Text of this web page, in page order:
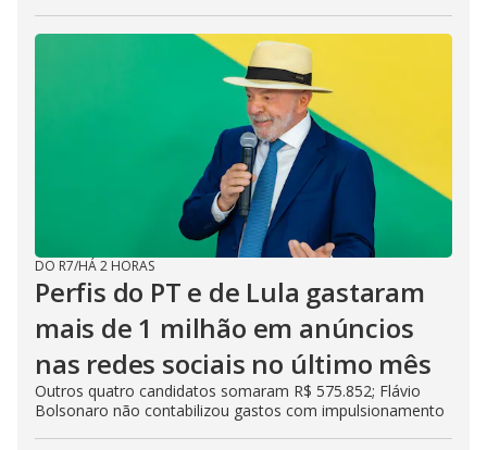
DO R7/HÁ 2 HORAS
Perfis do PT e de Lula gastaram
mais de 1 milhão em anúncios
nas redes sociais no último mês
Outros quatro candidatos somaram R$ 575.852; Flávio
Bolsonaro não contabilizou gastos com impulsionamento